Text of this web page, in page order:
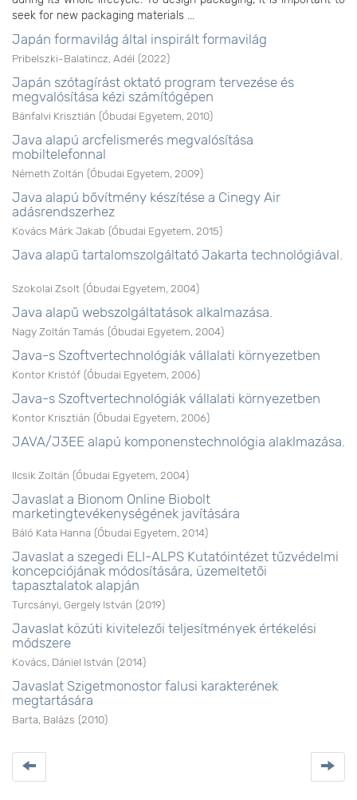
seek for new packaging materials ...
Japán formavilág által inspirált formavilág
Pribelszki-Balatincz, Adél (2022)
Japán szótagírást oktató program tervezése és
megvalósítása kézi számítógépen
Bánfalvi Krisztián (Óbudai Egyetem 2010)
Java alapú arcfelismerés megvalósítása
mobiltelefonnal
Németh Zoltán (Óbudai Egyetem 2009)
Java alapú bővítmény készítése a Cinegy Air
adásrendszerhez
Kovács Márk Jakab (Óbudai Egyetem 2015)
Java alapű tartalomszolgáltató Jakarta technológiával.
Szokolai Zsolt (Óbudai Egyetem 2004)
Java alapű webszolgáltatások alkalmazása.
Nagy Zoltán Tamás (Óbudai Egyetem 2004)
Java-s Szoftvertechnológiák vállalati környezetben
Kontor Kristóf (Óbudai Egyetem 2006)
Java-s Szoftvertechnológiák vállalati környezetben
Kontor Krisztián (Óbudai Egyetem 2006)
JAVA/J3EE alapú komponenstechnológia alaklmazása.
Ilcsik Zoltán (Óbudai Egyetem 2004)
Javaslat a Bionom Online Biobolt
marketingtevékenységének javítására
Báló Kata Hanna (Óbudai Egyetem 2014)
Javaslat a szegedi ELI-ALPS Kutatóintézet tűzvédelmi
koncepciójának módosítására, üzemeltetői
tapasztalatok alapján
Turcsányi, Gergely István (2019)
Javaslat közúti kivitelezői teljesítmények értékelési
módszere
Kovács, Dániel István (2014)
Javaslat Szigetmonostor falusi karakterének
megtartására
Barta, Balázs (2010)